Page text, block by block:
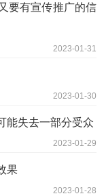
要有宣传推广的信
2023-01-31
2023-01-30
能失去一部分受众
2023-01-29
果
2023-01-28